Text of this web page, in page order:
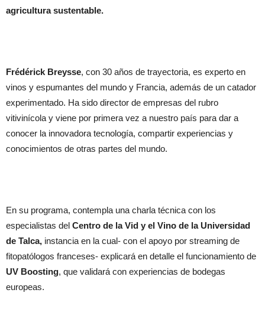
agricultura sustentable.
Frédérick Breysse, con 30 años de trayectoria, es experto en
vinos y espumantes del mundo y Francia, además de un catador
experimentado. Ha sido director de empresas del rubro
vitivinícola y viene por primera vez a nuestro país para dar a
conocer la innovadora tecnología, compartir experiencias y
conocimientos de otras partes del mundo.
En su programa, contempla una charla técnica con los
especialistas del Centro de la Vid y el Vino de la Universidad
de Talca, instancia en la cual- con el apoyo por streaming de
fitopatólogos franceses- explicará en detalle el funcionamiento de
UV Boosting, que validará con experiencias de bodegas
europeas.